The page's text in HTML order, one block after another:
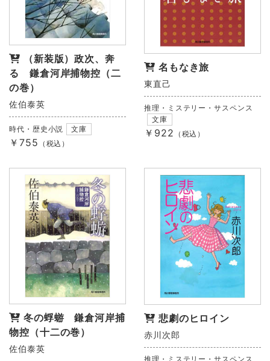
（新装版）政次、奔
る 鎌倉河岸捕物控（二
の巻）
佐伯泰英
時代・歴史小説 文庫
￥755 （税込）
名もなき旅
東直己
推理・ミステリー・サスペンス
文庫
￥922 （税込）
冬の蜉蝣 鎌倉河岸捕
物控（十二の巻）
佐伯泰英
悲劇のヒロイン
赤川次郎
推理・ミステリー・サスペンス